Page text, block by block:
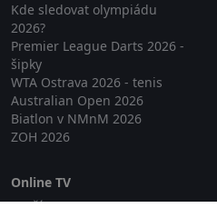
Kde sledovat olympiádu
2026?
Premier League Darts 2026 -
šipky
WTA Ostrava 2026 - tenis
Australian Open 2026
Biatlon v NMnM 2026
ZOH 2026
Online TV